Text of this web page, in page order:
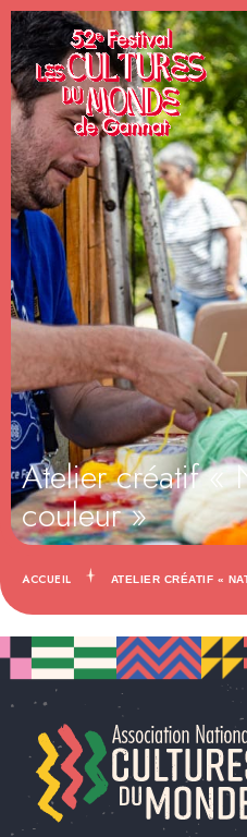
Atelier créatif «
couleur »
ACCUEIL ATELIER CRÉATIF «